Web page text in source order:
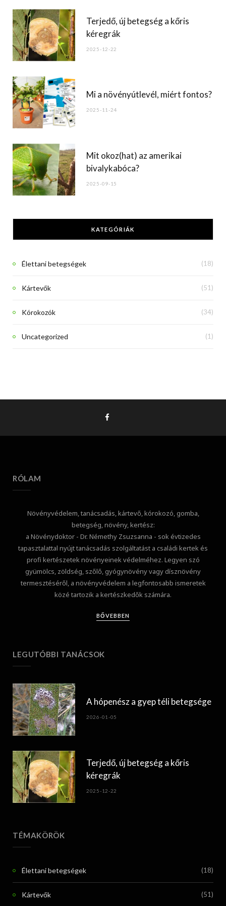
Terjedő, új betegség a kőris
kéregrák
2025-12-22
Mi a növényútlevél, miért fontos?
2025-11-24
Mit okoz(hat) az amerikai
bivalykabóca?
2025-09-15
KATEGÓRIÁK
Élettani betegségek (18)
Kártevők (51)
Kórokozók (34)
Uncategorized (1)
RÓLAM
Növényvédelem, tanácsadás, kártevő, kórokozó, gomba,
betegség, növény, kertész:
a Növénydoktor - Dr. Némethy Zsuzsanna - sok évtizedes
tapasztalattal nyújt tanácsadás szolgáltatást a családi kertek és
profi kertészetek növényeinek védelméhez. Legyen szó
gyümölcs, zöldség, szőlő, gyógynövény vagy dísznövény
termesztéséről, a növényvédelem a legfontosabb ismeretek
közé tartozik a kertészkedők számára.
BŐVEBBEN
LEGUTÓBBI TANÁCSOK
A hópenész a gyep téli betegsége
2026-01-05
Terjedő, új betegség a kőris
kéregrák
2025-12-22
TÉMAKÖRÖK
Élettani betegségek (18)
Kártevők (51)